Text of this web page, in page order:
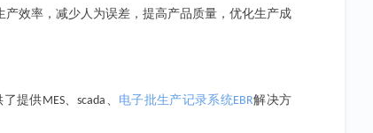
效率，减少人为误差，提高产品质量，优化生产成
了提供MES、scada 、 电子批生产记录系统EBR解决方